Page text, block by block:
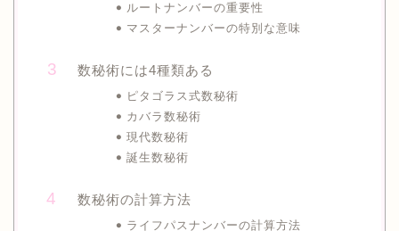
ルートナンバーの重要性
マスターナンバーの特別な意味
数秘術には4種類ある
ピタゴラス式数秘術
カバラ数秘術
現代数秘術
誕生数秘術
数秘術の計算方法
ライフパスナンバーの計算方法